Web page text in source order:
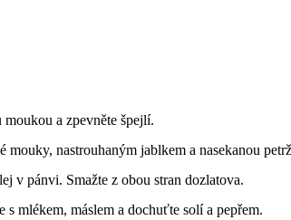
a zpevněte špejlí.
mouky, nastrouhaným jablkem a nasekanou
v pánvi. Smažte z obou stran dozlatova.
mlékem, máslem a dochuťte solí a pepřem.